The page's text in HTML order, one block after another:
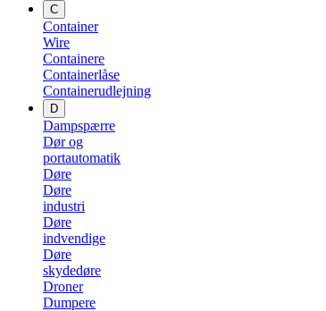
C
Container
Wire
Containere
Containerlåse
Containerudlejning
D
Dampspærre
Dør og
portautomatik
Døre
Døre
industri
Døre
indvendige
Døre
skydedøre
Droner
Dumpere